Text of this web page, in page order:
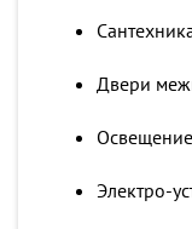
Двери
Электро-